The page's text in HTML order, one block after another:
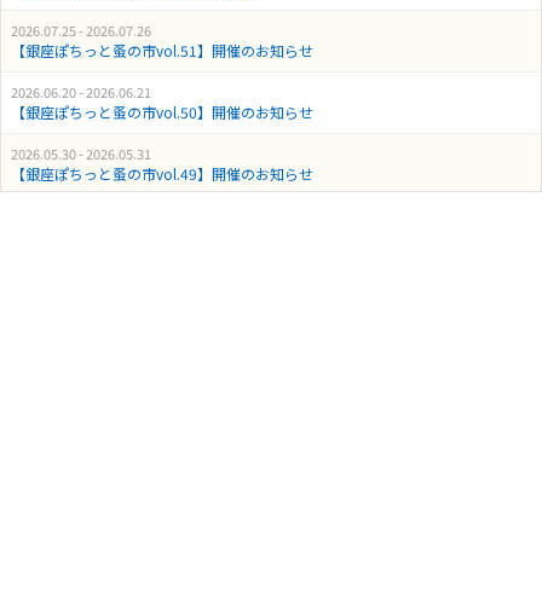
2026.07.25 - 2026.07.26
【銀座ぽちっと蚤の市vol.51】開催のお知らせ
2026.06.20 - 2026.06.21
【銀座ぽちっと蚤の市vol.50】開催のお知らせ
2026.05.30 - 2026.05.31
【銀座ぽちっと蚤の市vol.49】開催のお知らせ